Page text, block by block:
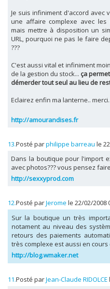
Je suis infiniment d'accord avec
une affaire complexe avec les
mais mettre à disposition un
URL, pourquoi ne pas le faire
???
C'est aussi vital et infiniment
de la gestion du stock... ça
démerder tout seul au lieu de
Eclairez enfin ma lanterne.. merci.
http://amourandises.fr
13.Posté parphilippe barreau le
Dans la boutique pour l'import
avec photos??? vous pensez
http://sexxyprod.com
12.Posté parJerome le 22/02/2008
Sur la boutique un très
notament au niveau des
retours des paiements
très complexe est aussi en
http://blog.wmaker.net
11.Posté parJean-Claude RIDOLCE